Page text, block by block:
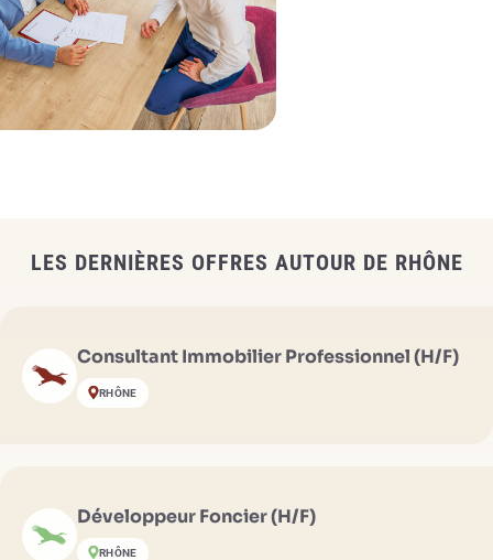
LES DERNIÈRES OFFRES AUTOUR DE RHÔNE
Consultant Immobilier Professionnel (H/F)
RHÔNE
Développeur Foncier (H/F)
RHÔNE